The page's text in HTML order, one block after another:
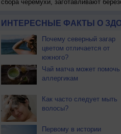
сбора черемухи, заготавливают
ИНТЕРЕСНЫЕ ФАКТЫ О
Почему северный загар
цветом отличается от
южного?
Чай матча может помочь
аллергикам
Как часто следует мыть
волосы?
Первому в истории